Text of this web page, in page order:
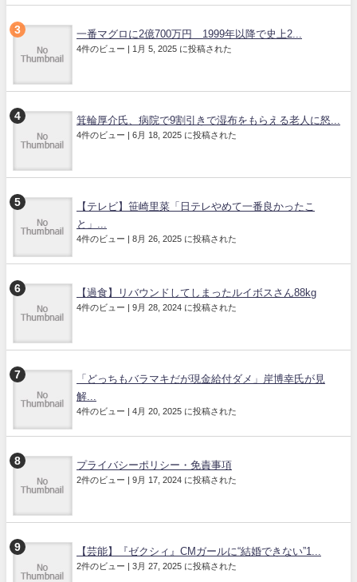
一番マグロに2億700万円 1999年以降で史上2...
4件のビュー 1月 5, 2025 に投稿された
箕輪厚介氏、病院で9割引きで湿布をもらえる老人に怒...
4件のビュー 6月 18, 2025 に投稿された
【テレビ】笹崎里菜「日テレやめて一番良かったこ
と」...
4件のビュー 8月 26, 2025 に投稿された
【過食】リバウンドしてしまったルイボスさん88kg
4件のビュー 9月 28, 2024 に投稿された
「どっちもバラマキだが現金給付ダメ」岸博幸氏が見
解...
4件のビュー 4月 20, 2025 に投稿された
プライバシーポリシー・免責事項
2件のビュー 9月 17, 2024 に投稿された
【芸能】『ゼクシィ』CMガールに“結婚できない”1...
2件のビュー 3月 27, 2025 に投稿された